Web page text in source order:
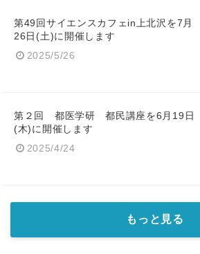
第49回サイエンスカフェin上北沢を7月
26日(土)に開催します
2025/5/26
第２回 都医学研 都民講座を6月19日
(木)に開催します
2025/4/24
もっと見る